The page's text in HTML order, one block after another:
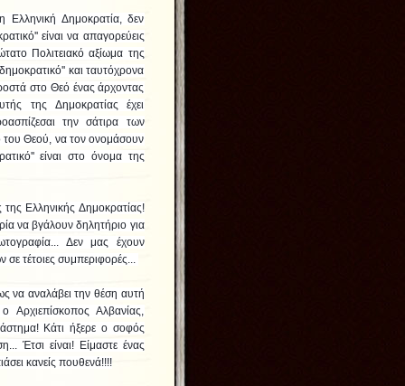
Δημοκρατία, δεν
είναι να απαγορεύεις
Πολιτειακό αξίωμα της
και ταυτόχρονα
στο Θεό ένας άρχοντας
της Δημοκρατίας έχει
την σάτιρα των
Θεού, να τον ονομάσουν
είναι στο όνομα της
Ελληνικής Δημοκρατίας!
να βγάλουν δηλητήριο για
Δεν μας έχουν
σε τέτοιες συμπεριφορές...
να αναλάβει την θέση αυτή
Αλβανίας,
Κάτι ήξερε ο σοφός
Έτσι είναι! Είμαστε ένας
κανείς πουθενά!!!!